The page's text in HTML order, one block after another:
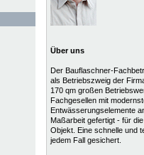
Über uns
Der Bauflaschner-
als Betriebszweig der
170 qm großen
Fachgesellen mit
Entwässerungselemente
Maßarbeit gefertigt - für
Objekt. Eine schnelle und
jedem Fall gesichert.